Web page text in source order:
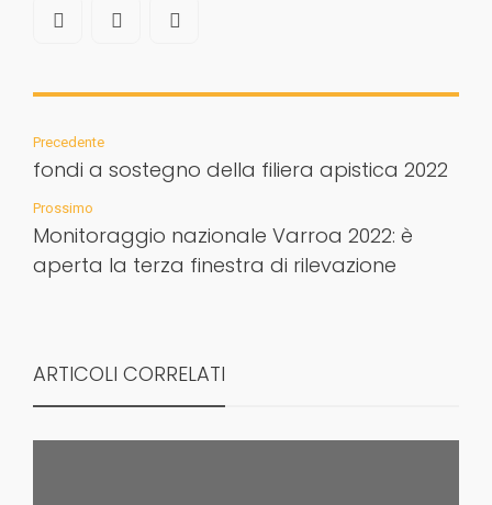
Precedente
fondi a sostegno della filiera apistica 2022
Prossimo
Monitoraggio nazionale Varroa 2022: è
aperta la terza finestra di rilevazione
ARTICOLI CORRELATI